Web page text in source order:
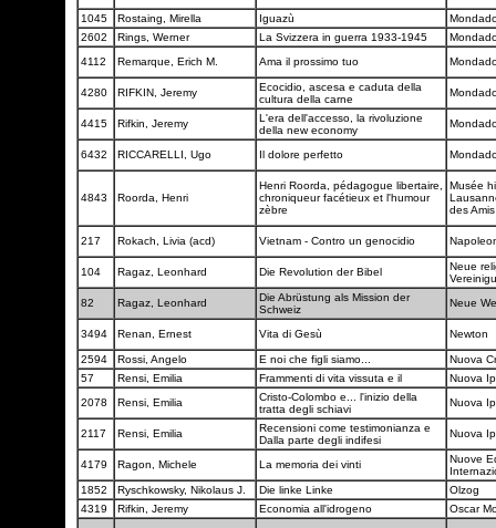
1045 Rostaing, Mirella Iguazù
2602
Rings, Werner La Svizzera in guerra 1933-1945
4112
Remarque, Erich M. Ama il prossimo tuo
4280 RIFKIN, Jeremy
Ecocidio, ascesa e caduta della
cultura della carne
4415 Rifkin, Jeremy
L'era dell'accesso, la rivoluzione
della new economy
6432 RICCARELLI, Ugo Il dolore perfetto
4843 Roorda, Henri
Henri Roorda, pédagogue libertaire,
chroniqueur facétieux et l'humour
zèbre
Musée
des
217 Rokach, Livia (acd) Vietnam - Contro un genocidio
104 Ragaz, Leonhard Die Revolution der Bibel
Neue
82
Ragaz, Leonhard
Die Abrüstung als Mission der
Schweiz
Neue
3494 Renan, Ernest Vita di Gesù Newton
2594 Rossi, Angelo E noi che figli siamo...
Nuova
57
Rensi, Emilia Frammenti di vita vissuta e il
Nuova
2078
Rensi, Emilia
Cristo-Colombo e... l'inizio della
tratta degli schiavi
Nuova
2117 Rensi, Emilia
Recensioni come testimonianza e
Dalla parte degli indifesi
Nuova
4179 Ragon, Michele La memoria dei vinti
Nuove
1852
Ryschkowsky, Nikolaus J. Die linke Linke
Olzog
4319
Rifkin, Jeremy Economia all'idrogeno
Oscar